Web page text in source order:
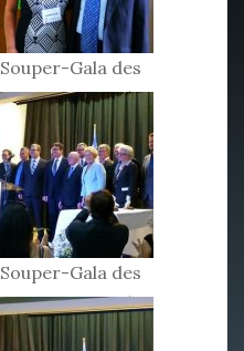
Souper-Gala des
Patriotes 2015
Souper-Gala des
Patriotes 2015